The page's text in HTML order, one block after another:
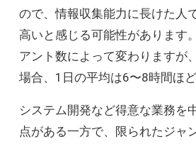
ので、情報収集能力に長けた人
高いと感じる可能性があります
アント数によって変わりますが
場合、1日の平均は6〜8時間ほど
システム開発など得意な業務を
点がある一方で、限られたジャ